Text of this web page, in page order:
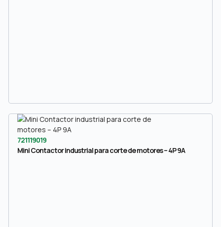
721119019
Mini Contactor industrial para corte de motores – 4P 9A